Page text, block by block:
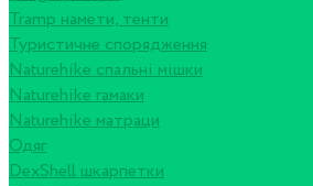
Tramp намети, тенти
Туристичне спорядження
Naturehike спальні мішки
Naturehike гамаки
Naturehike матраци
Одяг
DexShell шкарпетки